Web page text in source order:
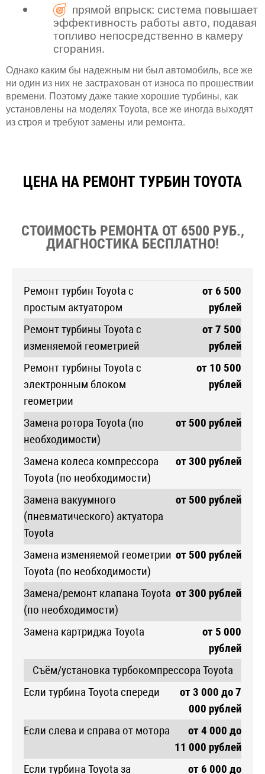
прямой впрыск: система повышает
эффективность работы авто, подавая
топливо непосредственно в камеру
сгорания.
Однако каким бы надежным ни был автомобиль, все же
ни один из них не застрахован от износа по прошествии
времени. Поэтому даже такие хорошие турбины, как
установлены на моделях Toyota, все же иногда выходят
из строя и требуют замены или ремонта.
ЦЕНА НА РЕМОНТ ТУРБИН TOYOTA
СТОИМОСТЬ РЕМОНТА ОТ 6500 РУБ.,
ДИАГНОСТИКА БЕСПЛАТНО!
Ремонт турбин Toyota с
простым актуатором
от 6 500
рублей
Ремонт турбины Toyota с
изменяемой геометрией
от 7 500
рублей
Ремонт турбины Toyota с
электронным блоком
геометрии
от 10 500
рублей
Замена ротора Toyota (по
необходимости)
от 500 рублей
Замена колеса компрессора
Toyota (по необходимости)
от 300 рублей
Замена вакуумного
(пневматического) актуатора
Toyota
от 500 рублей
Замена изменяемой геометрии
Toyota (по необходимости)
от 500 рублей
Замена/ремонт клапана Toyota
(по необходимости)
от 300 рублей
Замена картриджа Toyota
от 5 000
рублей
Съём/установка турбокомпрессора Toyota
Если турбина Toyota спереди
от 3 000 до 7
000 рублей
Если слева и справа от мотора
от 4 000 до
11 000 рублей
Если турбина Toyota за
от 6 000 до